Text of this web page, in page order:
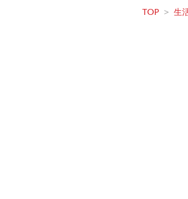
TOP > 生